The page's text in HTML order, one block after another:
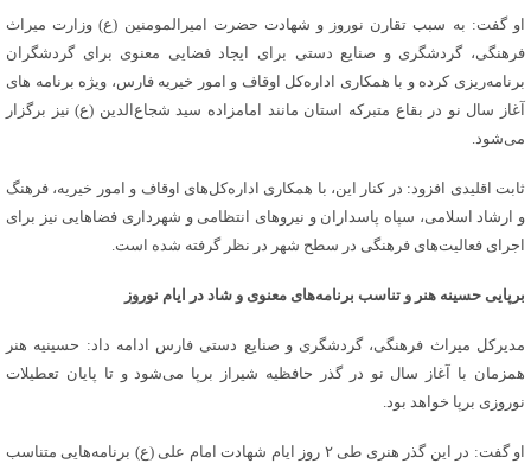
او گفت: به سبب تقارن نوروز و شهادت حضرت امیرالمومنین (ع) وزارت میراث
فرهنگی، گردشگری و صنایع دستی برای ایجاد فضایی معنوی برای گردشگران
برنامه‌ریزی کرده و با همکاری اداره‌کل اوقاف و امور خیریه فارس، ویژه برنامه های
آغاز سال نو در بقاع متبرکه استان مانند امامزاده سید شجاع‌الدین (ع) نیز برگزار
می‌شود.
ثابت اقلیدی افزود: در کنار این، با همکاری اداره‌کل‌های اوقاف و امور خیریه، فرهنگ
و ارشاد اسلامی، سپاه پاسداران و نیروهای انتظامی و شهرداری فضاهایی نیز برای
اجرای فعالیت‌های فرهنگی در سطح شهر در نظر گرفته شده است.
برپایی حسینه هنر و تناسب برنامه‌های معنوی و شاد در ایام نوروز
مدیرکل میراث فرهنگی، گردشگری و صنایع دستی فارس ادامه داد: حسینیه هنر
همزمان با آغاز سال نو در گذر حافظیه شیراز برپا می‌شود و تا پایان تعطیلات
نوروزی برپا خواهد بود.
او گفت: در این گذر هنری طی ۲ روز ایام شهادت امام علی (ع) برنامه‌هایی متناسب